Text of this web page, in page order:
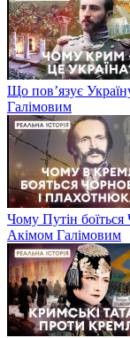
Що пов’язує
Галімовим
Чому Путін боїться
Акімом Галімовим